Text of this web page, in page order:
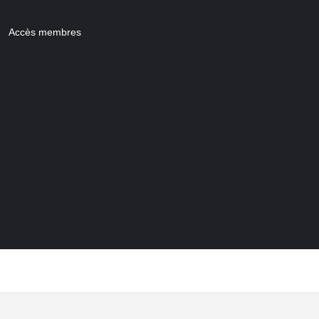
Accès membres